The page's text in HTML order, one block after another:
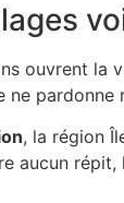
ouvrent la
ne pardonne
, la région
aucun